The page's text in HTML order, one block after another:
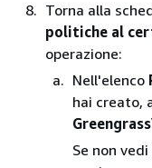
Torna alla
politiche al
operazione:
Nell'elenco
hai creato,
Se non